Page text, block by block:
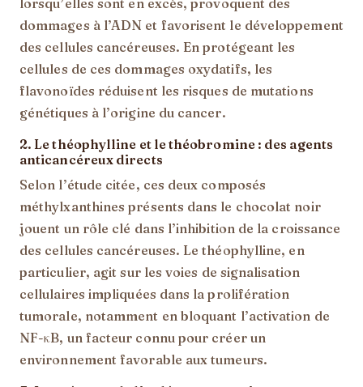
lorsqu’elles sont en excès, provoquent des
dommages à l’ADN et favorisent le développement
des cellules cancéreuses. En protégeant les
cellules de ces dommages oxydatifs, les
flavonoïdes réduisent les risques de mutations
génétiques à l’origine du cancer.
2. Le théophylline et le théobromine : des agents
anticancéreux directs
Selon l’étude citée, ces deux composés
méthylxanthines présents dans le chocolat noir
jouent un rôle clé dans l’inhibition de la croissance
des cellules cancéreuses. Le théophylline, en
particulier, agit sur les voies de signalisation
cellulaires impliquées dans la prolifération
tumorale, notamment en bloquant l’activation de
NF-κB, un facteur connu pour créer un
environnement favorable aux tumeurs.